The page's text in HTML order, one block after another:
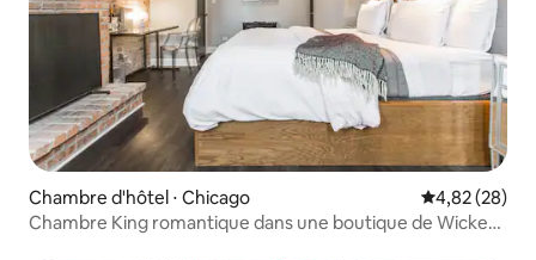
Chambre d'hôtel ⋅ Chicago Évaluation
4,82 (28)
Chambre King romantique dans une boutique de Wicker